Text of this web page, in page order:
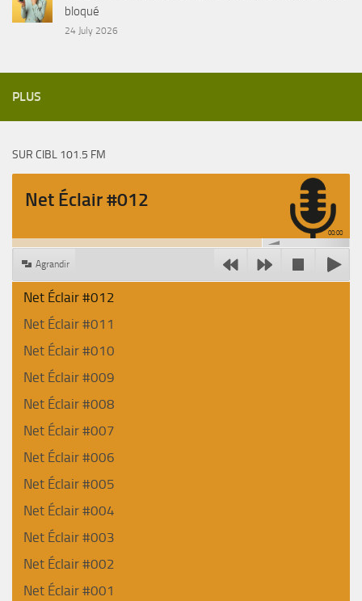
bloqué
24 July 2026
PLUS
SUR CIBL 101.5 FM
Net Éclair #012
00:00
Agrandir
Net Éclair #012
Net Éclair #011
Net Éclair #010
Net Éclair #009
Net Éclair #008
Net Éclair #007
Net Éclair #006
Net Éclair #005
Net Éclair #004
Net Éclair #003
Net Éclair #002
Net Éclair #001